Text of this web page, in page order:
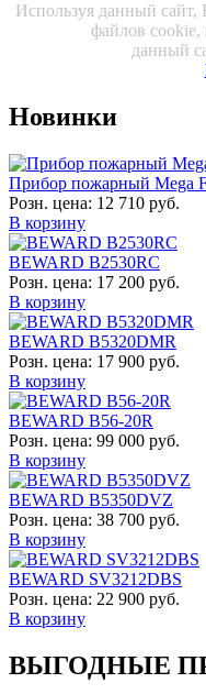
Используя данный сайт,
файлов
данный
Новинки
Прибор пожарный Mega
Розн. цена: 12 710 руб.
В корзину
BEWARD B2530RC
Розн. цена: 17 200 руб.
В корзину
BEWARD B5320DMR
Розн. цена: 17 900 руб.
В корзину
BEWARD B56-20R
Розн. цена: 99 000 руб.
В корзину
BEWARD B5350DVZ
Розн. цена: 38 700 руб.
В корзину
BEWARD SV3212DBS
Розн. цена: 22 900 руб.
В корзину
ВЫГОДНЫЕ